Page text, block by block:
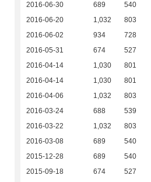
2016-06-30
689 540
2016-06-20
1,032 803
2016-06-02
934 728
2016-05-31
674 527
2016-04-14
1,030 801
2016-04-14
1,030 801
2016-04-06
1,032 803
2016-03-24
688 539
2016-03-22
1,032 803
2016-03-08
689 540
2015-12-28
689 540
2015-09-18
674 527